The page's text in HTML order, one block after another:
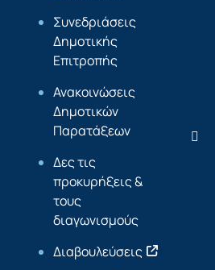
Συνεδριάσεις
Δημοτικής
Επιτροπής
Ανακοινώσεις
Δημοτικών
Παρατάξεων
Δες τις
προκυρήξεις &
τους
διαγωνισμούς
Διαβουλεύσεις